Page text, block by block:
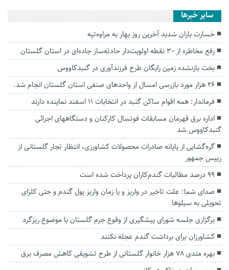
سایر خبرها
خسارت باران شدید آخرین روز بهار به مراوه‌تپه
رفع مخاطره از ۳۰ نقطه اولویت‌دار حادثه‌ساز جاده‌ای در استان گلستان
بخت بازنشده زمین رایگان طرح فرزندآوری در گنبدکاووس
۲۶ هزار مورد بازرسی امسال از واحدهای صنفی استان گلستان انجام شد.
فرماندار: همه اقوام ساکن گنبد در انتخابات ۱۱ اسفند نماینده دارند
اداره برق قهرمان مسابقات فوتسال کارکنان و دستگاههای اجرائی
گنبدکاووس شد
گره‌گشایی از پایانه صادرات محصولات کشاورزی، انتظار تجار گلستانی از
رییس جمهور
۹۹ درصد مطالبات گندم‌کاران پرداخت شده است
صدای شما: علت تاخیر در واریز و یا زمان واریز پول گندم و حتی کلزای
تحویلی به سیلوها
برگزاری جلسه شورای پیشگیری از وقوع جرم گلستان با موضوع ریزگرد‌
کشاورزان برای برداشت گندم عجله نکنند
بهره مندی ۷۸ هزار خانوار گلستانی از طرح تشویقی کاهش مصرف برق